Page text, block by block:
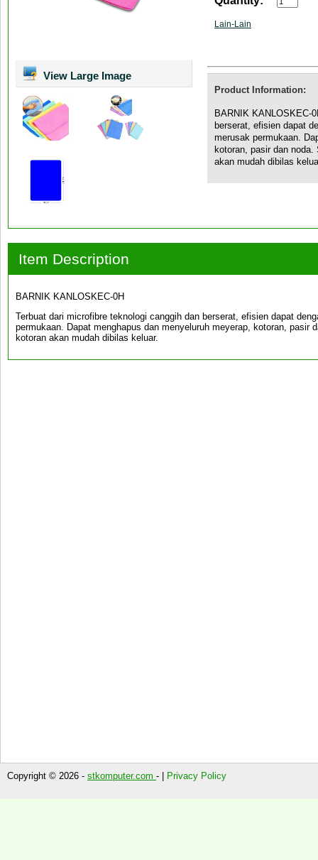
View Large Image
Lain-Lain
Product Information:
BARNIK KANLOSKEC-
berserat, efisien dapat
merusak permukaan.
kotoran, pasir dan
akan mudah dibilas
Item Description
BARNIK KANLOSKEC-0H
Terbuat dari microfibre teknologi canggih dan berserat, efisien dapat
permukaan. Dapat menghapus dan menyeluruh meyerap, kotoran, pasir
kotoran akan mudah dibilas keluar.
Copyright © 2026 - stkomputer.com - | Privacy Policy